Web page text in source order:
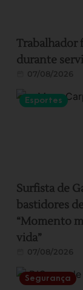
Trabalhador
durante
07/08/2026
Esportes
Surfista de
bastidores
“Momento
vida”
07/08/2026
Segurança